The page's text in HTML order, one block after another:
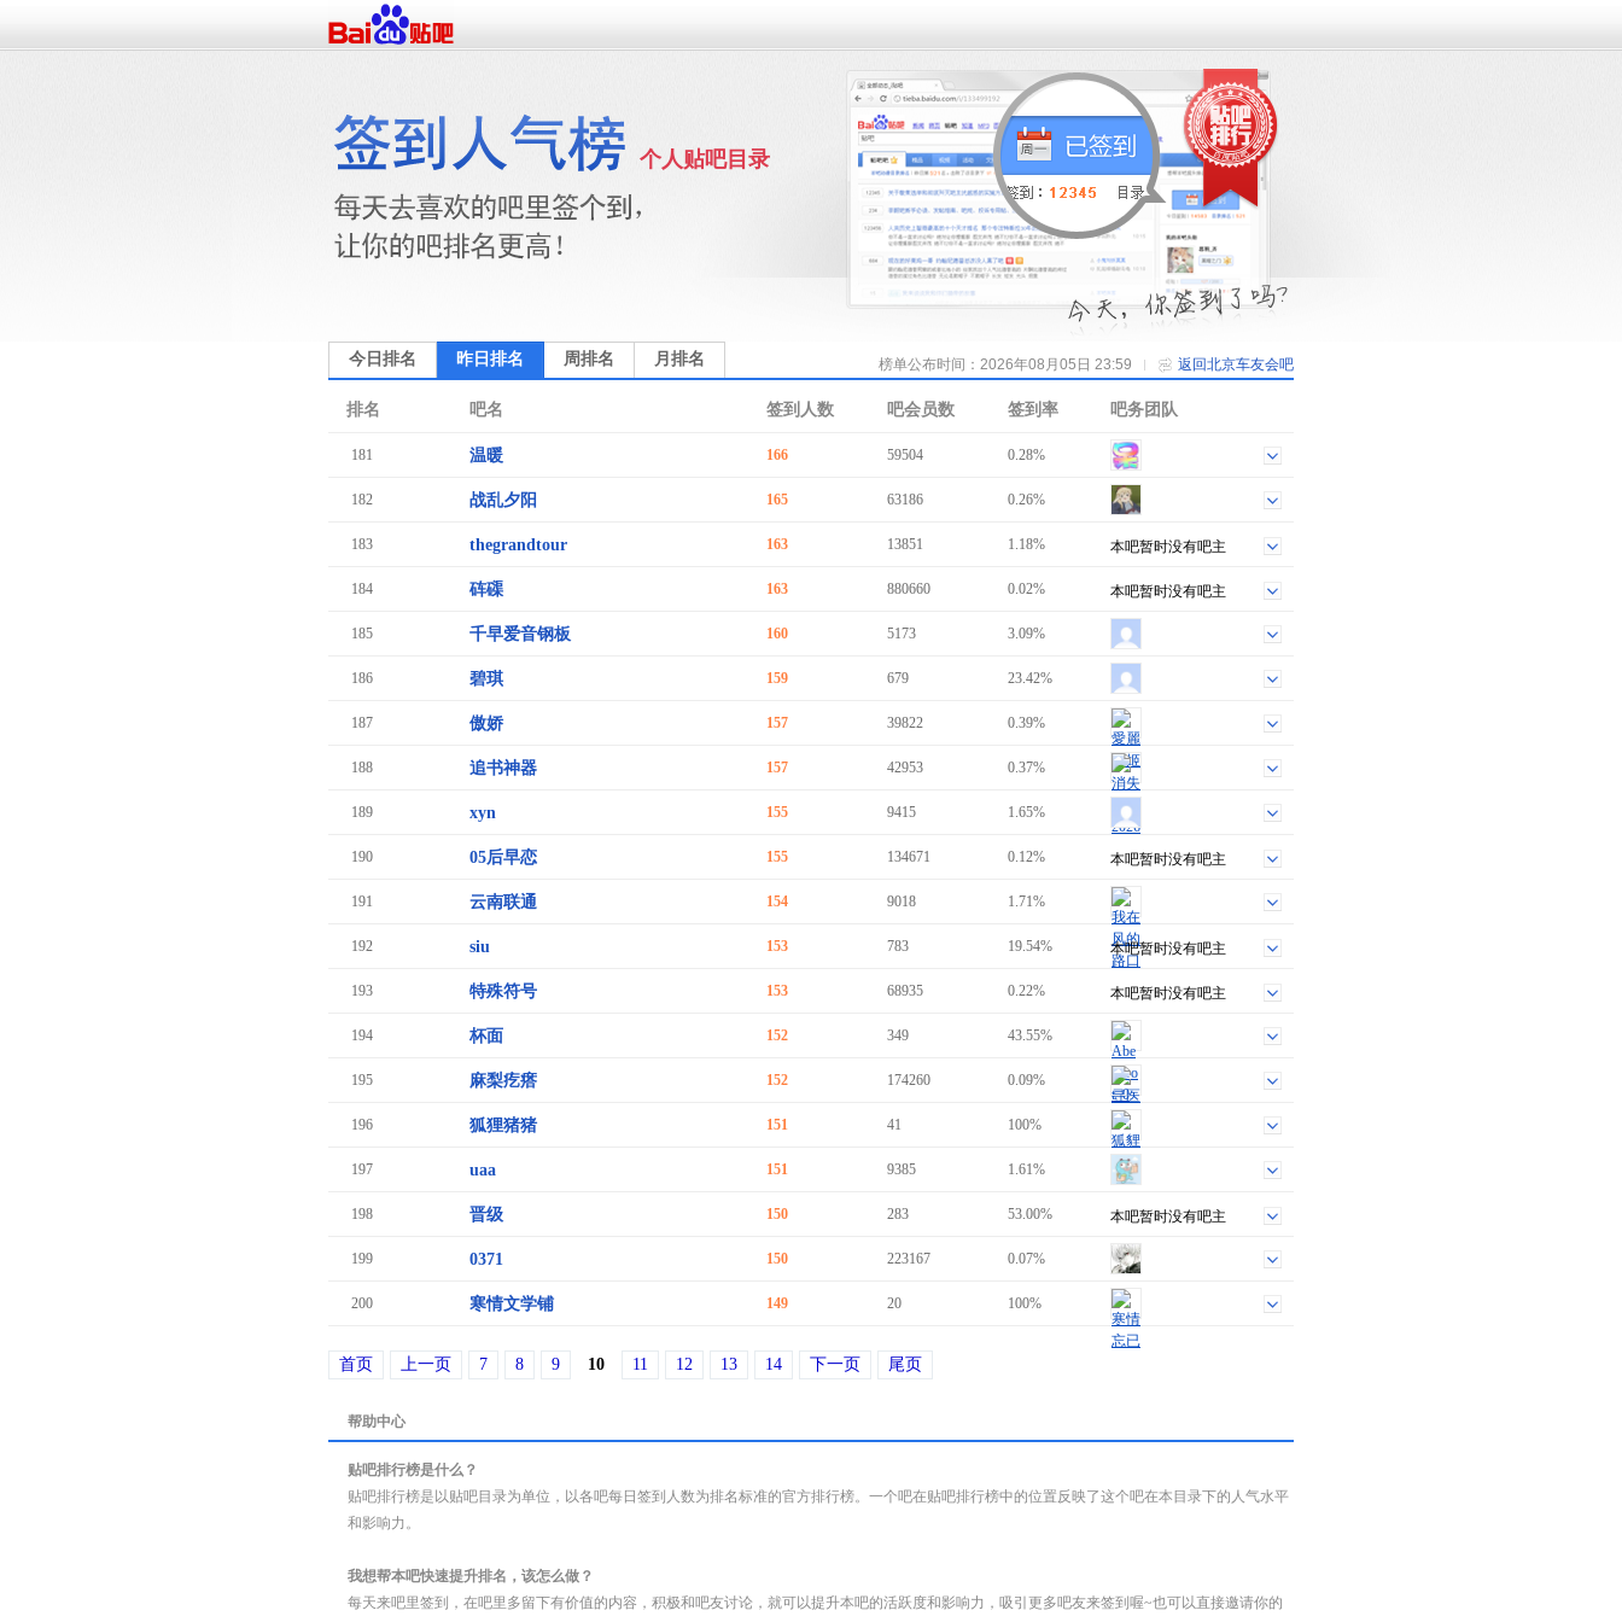
个人贴吧目录
今日排名 昨日排名 周排名 月排名 返回北京车友会吧
榜单公布时间：2026年08月05日 23:59
排名 吧名 签到人数 吧会员数 签到率 吧务团队
181 温暖 166 59504 0.28%
182 战乱夕阳 165 63186 0.26%
183 thegrandtour 163 13851 1.18% 本吧暂时没有吧主
184 砗磲 163 880660 0.02% 本吧暂时没有吧主
185 千早爱音钢板 160 5173 3.09%
186 碧琪 159 679 23.42%
187 傲娇 157 39822 0.39%
188 追书神器 157 42953 0.37%
189 xyn 155 9415 1.65%
190 05后早恋 155 134671 0.12% 本吧暂时没有吧主
191 云南联通 154 9018 1.71%
192 siu 153 783 19.54% 本吧暂时没有吧主
193 特殊符号 153 68935 0.22% 本吧暂时没有吧主
194 杯面 152 349 43.55%
195 麻梨疙瘩 152 174260 0.09%
196 狐狸猪猪 151 41 100%
197 uaa 151 9385 1.61%
198 晋级 150 283 53.00% 本吧暂时没有吧主
199 0371 150 223167 0.07%
200 寒情文学铺 149 20 100%
首页 上一页 7 8 9 10 11 12 13 14 下一页 尾页
帮助中心
贴吧排行榜是什么？
贴吧排行榜是以贴吧目录为单位，以各吧每日签到人数为排名标准的官方排行榜。一个吧在贴吧排行榜中的位置反映了这个吧在本目录下的人气水平
和影响力。
我想帮本吧快速提升排名，该怎么做？
每天来吧里签到，在吧里多留下有价值的内容，积极和吧友讨论，就可以提升本吧的活跃度和影响力，吸引更多吧友来签到喔~也可以直接邀请你的